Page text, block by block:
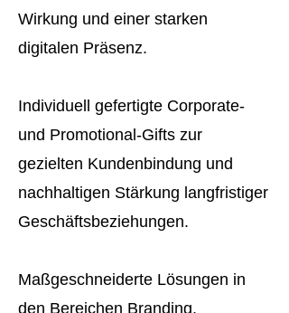
Wirkung und einer starken
digitalen Präsenz.
Individuell gefertigte Corporate-
und Promotional-Gifts zur
gezielten Kundenbindung und
nachhaltigen Stärkung langfristiger
Geschäftsbeziehungen.
Maßgeschneiderte Lösungen in
den Bereichen Branding,